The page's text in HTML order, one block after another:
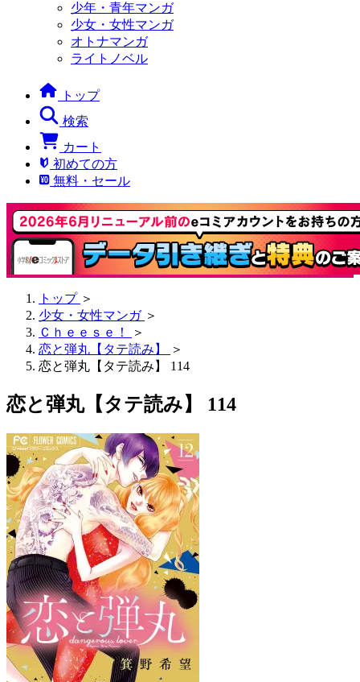
少年・青年マンガ
少女・女性マンガ
オトナマンガ
ライトノベル
トップ
検索
カート
初めての方
無料・セール
トップ ＞
少女・女性マンガ ＞
Ｃｈｅｅｓｅ！
＞
恋と弾丸【タテ読み】
＞
恋と弾丸【タテ読み】 114
恋と弾丸【タテ読み】 114